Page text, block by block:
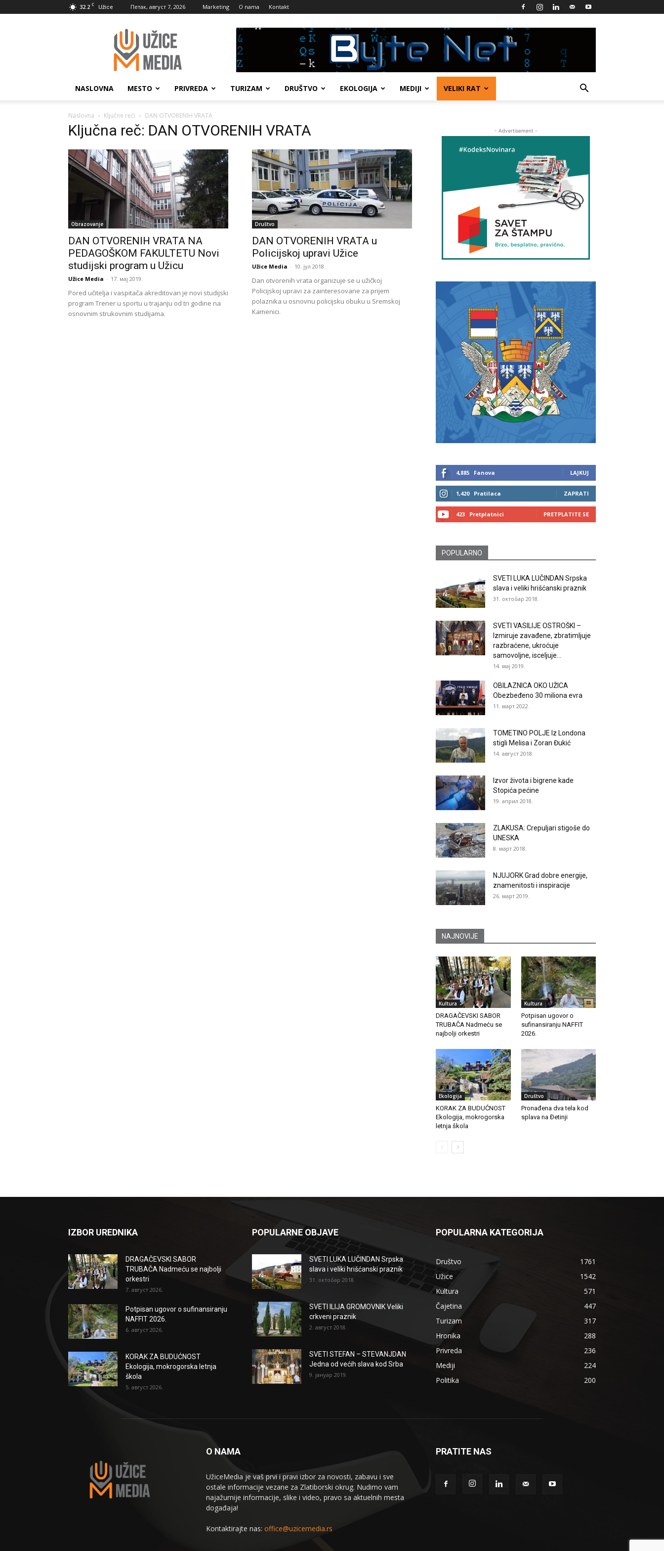
32.2 C Užice Петак, август 7, 2026 Marketing O nama Kontakt
UžiceMedia
NASLOVNA MESTO PRIVREDA TURIZAM DRUŠTVO EKOLOGIJA MEDIJI VELIKI RAT
Naslovna Ključne reči DAN OTVORENIH VRATA
Ključna reč: DAN OTVORENIH VRATA
Obrazovanje
DAN OTVORENIH VRATA NA
PEDAGOŠKOM FAKULTETU Novi
studijski program u Užicu
Užice Media - 17. мај 2019.
Pored učitelja i vaspitača akreditovan je novi studijski
program Trener u sportu u trajanju od tri godine na
osnovnim strukovnim studijama.
Društvo
DAN OTVORENIH VRATA u
Policijskoj upravi Užice
Užice Media - 10. јул 2018.
Dan otvorenih vrata organizuje se u užičkoj
Policijskoj upravi za zainteresovane za prijem
polaznika u osnovnu policijsku obuku u Sremskoj
Kamenici.
- Advertisement -
4,885 Fanova LAJKUJ
1,420 Pratilaca ZAPRATI
423 Pretplatnici PRETPLATITE SE
POPULARNO
SVETI LUKA LUČINDAN Srpska
slava i veliki hrišćanski praznik
31. октобар 2018.
SVETI VASILIJE OSTROŠKI –
Izmiruje zavađene, zbratimljuje
razbraćene, ukroćuje
samovoljne, isceljuje...
14. мај 2019.
OBILAZNICA OKO UŽICA
Obezbeđeno 30 miliona evra
11. март 2022.
TOMETINO POLJE Iz Londona
stigli Melisa i Zoran Đukić
14. август 2018.
Izvor života i bigrene kade
Stopića pećine
19. април 2018.
ZLAKUSA: Crepuljari stigoše do
UNESKA
8. март 2018.
NJUJORK Grad dobre energije,
znamenitosti i inspiracije
26. март 2019.
NAJNOVIJE
Kultura
DRAGAČEVSKI SABOR
TRUBAČA Nadmeću se
najbolji orkestri
Kultura
Potpisan ugovor o
sufinansiranju NAFFIT
2026.
Ekologija
KORAK ZA BUDUĆNOST
Ekologija, mokrogorska
letnja škola
Društvo
Pronađena dva tela kod
splava na Đetinji
IZBOR UREDNIKA
DRAGAČEVSKI SABOR
TRUBAČA Nadmeću se najbolji
orkestri
7. август 2026.
Potpisan ugovor o sufinansiranju
NAFFIT 2026.
6. август 2026.
KORAK ZA BUDUĆNOST
Ekologija, mokrogorska letnja
škola
5. август 2026.
POPULARNE OBJAVE
SVETI LUKA LUČINDAN Srpska
slava i veliki hrišćanski praznik
31. октобар 2018.
SVETI ILIJA GROMOVNIK Veliki
crkveni praznik
2. август 2018.
SVETI STEFAN – STEVANJDAN
Jedna od većih slava kod Srba
9. јануар 2019.
POPULARNA KATEGORIJA
Društvo
1761
Užice
1542
Kultura
571
Čajetina
447
Turizam
317
Hronika
288
Privreda
236
Mediji
224
Politika
200
O NAMA
UžiceMedia je vaš prvi i pravi izbor za novosti, zabavu i sve
ostale informacije vezane za Zlatiborski okrug. Nudimo vam
najažurnije informacije, slike i video, pravo sa aktuelnih mesta
događaja!
Kontaktirajte nas: office@uzicemedia.rs
PRATITE NAS